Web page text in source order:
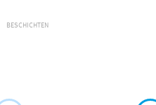
BESCHICHTEN